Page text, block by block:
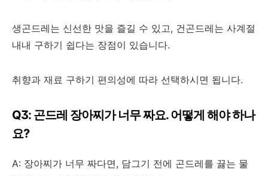
생곤드레는 신선한 맛을 즐길 수 있고, 건곤드레는 사계절
내내 구하기 쉽다는 장점이 있습니다.
취향과 재료 구하기 편의성에 따라 선택하시면 됩니다.
Q3: 곤드레 장아찌가 너무 짜요. 어떻게 해야 하나
요?
A: 장아찌가 너무 짜다면, 담그기 전에 곤드레를 끓는 물